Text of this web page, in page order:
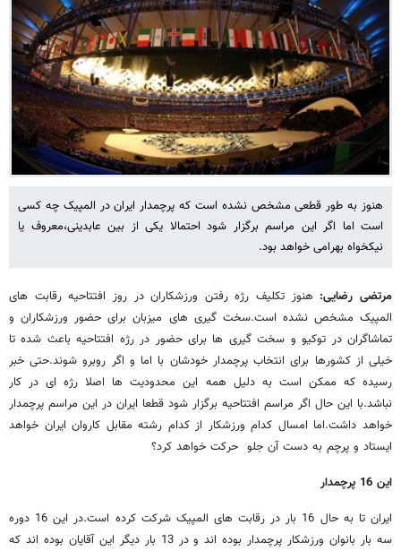
هنوز به طور قطعی مشخص نشده است که پرچمدار ایران در المپیک چه کسی
است اما اگر این مراسم برگزار شود احتمالا یکی از بین عابدینی،معروف یا
نیکخواه بهرامی خواهد بود.
مرتضی رضایی: هنوز تکلیف رژه رفتن ورزشکاران در روز افتتاحیه رقابت های
المپیک مشخص نشده است.سخت گیری های میزبان برای حضور ورزشکاران و
تماشاگران در توکیو و سخت گیری ها برای حضور در رژه افتتاحیه باعث شده تا
خیلی از کشورها برای انتخاب پرچمدار خودشان با اما و اگر روبرو شوند.حتی خبر
رسیده که ممکن است به دلیل همه این محدودیت ها اصلا رژه ای در کار
نباشد.با این حال اگر مراسم افتتاحیه برگزار شود قطعا ایران در این مراسم پرچمدار
خواهد داشت.اما امسال کدام ورزشکار از کدام رشته مقابل کاروان ایران خواهد
ایستاد و پرچم به دست آن جلو حرکت خواهد کرد؟
این 16 پرچمدار
ایران تا به حال 16 بار در رقابت های المپیک شرکت کرده است.در این 16 دوره
سه بار بانوان ورزشکار پرچمدار بوده اند و در 13 بار دیگر این آقایان بوده اند که